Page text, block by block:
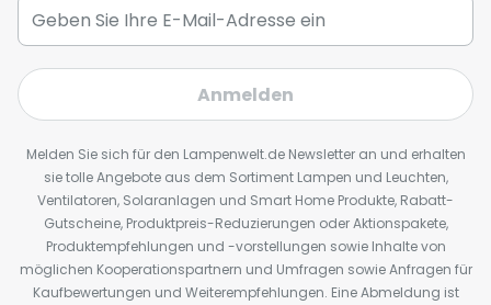
Anmelden
Melden Sie sich für den Lampenwelt.de Newsletter an und erhalten
sie tolle Angebote aus dem Sortiment Lampen und Leuchten,
Ventilatoren, Solaranlagen und Smart Home Produkte, Rabatt-
Gutscheine, Produktpreis-Reduzierungen oder Aktionspakete,
Produktempfehlungen und -vorstellungen sowie Inhalte von
möglichen Kooperationspartnern und Umfragen sowie Anfragen für
Kaufbewertungen und Weiterempfehlungen. Eine Abmeldung ist